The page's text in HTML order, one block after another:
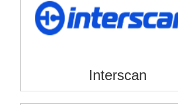
Interscan